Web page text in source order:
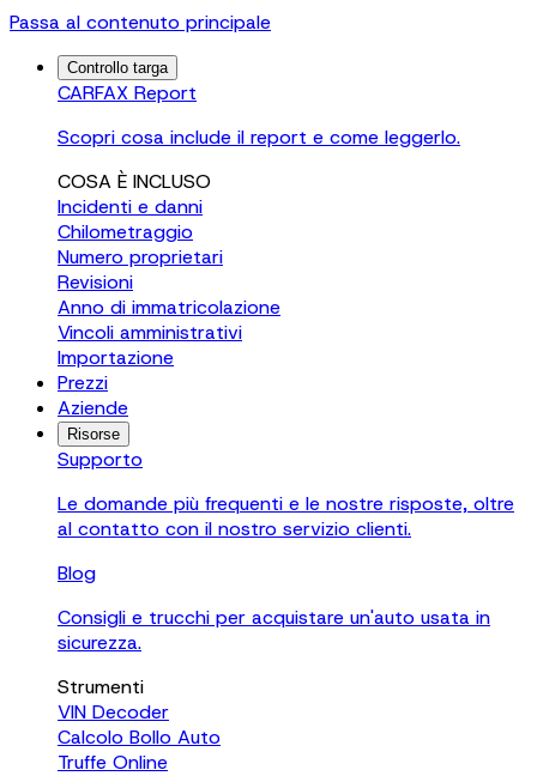
Passa al contenuto principale
Controllo targa
CARFAX Report
Scopri cosa include il report e come leggerlo.
COSA È INCLUSO
Incidenti e danni
Chilometraggio
Numero proprietari
Revisioni
Anno di immatricolazione
Vincoli amministrativi
Importazione
Prezzi
Aziende
Risorse
Supporto
Le domande più frequenti e le nostre risposte, oltre
al contatto con il nostro servizio clienti.
Blog
Consigli e trucchi per acquistare un'auto usata in
sicurezza.
Strumenti
VIN Decoder
Calcolo Bollo Auto
Truffe Online